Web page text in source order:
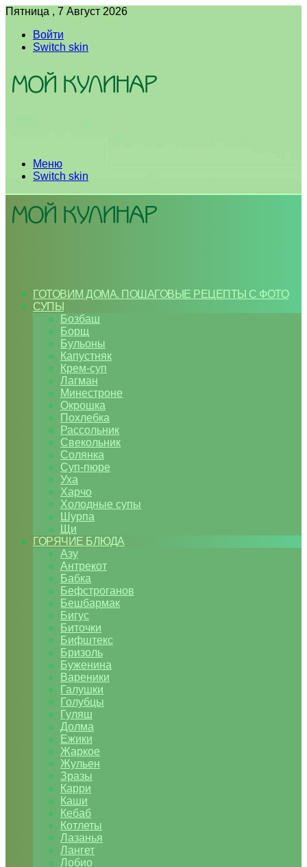
Пятница , 7 Август 2026
Войти
Switch skin
Меню
Switch skin
ГОТОВИМ ДОМА. ПОШАГОВЫЕ РЕЦЕПТЫ С ФОТО
СУПЫ
Бозбаш
Борщ
Бульоны
Капустняк
Крем-суп
Лагман
Минестроне
Окрошка
Похлебка
Рассольник
Свекольник
Солянка
Суп-пюре
Уха
Харчо
Холодные супы
Шурпа
Щи
ГОРЯЧИЕ БЛЮДА
Азу
Антрекот
Бабка
Бефстроганов
Бешбармак
Бигус
Биточки
Бифштекс
Бризоль
Буженина
Вареники
Галушки
Голубцы
Гуляш
Долма
Ежики
Жаркое
Жульен
Зразы
Карри
Каши
Кебаб
Котлеты
Лазанья
Лангет
Лобио